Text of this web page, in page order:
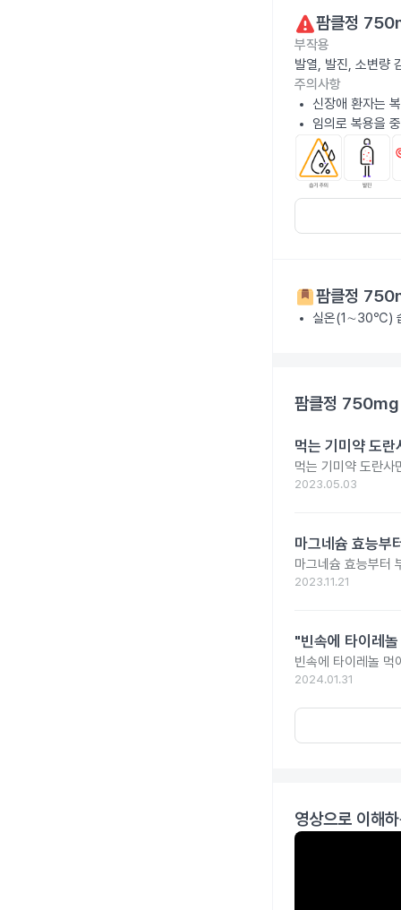
팜클정
부작용
발열, 발진, 소변량
주의사항
신장애 환자는
임의로 복용을
팜클정
실온(1∼30℃)
팜클정 750mg
먹는 기미약 도
먹는 기미약 도란사
2023.05.03
마그네슘 효능부
마그네슘 효능부터
2023.11.21
"빈속에 타이레
빈속에 타이레놀 먹
2024.01.31
영상으로 이해